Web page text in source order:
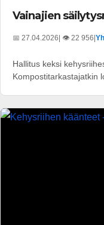
Vainajien
📅 27.04.2026| 👁️ 22 956|
Hallitus keksi
Kompostitarkastajatkin